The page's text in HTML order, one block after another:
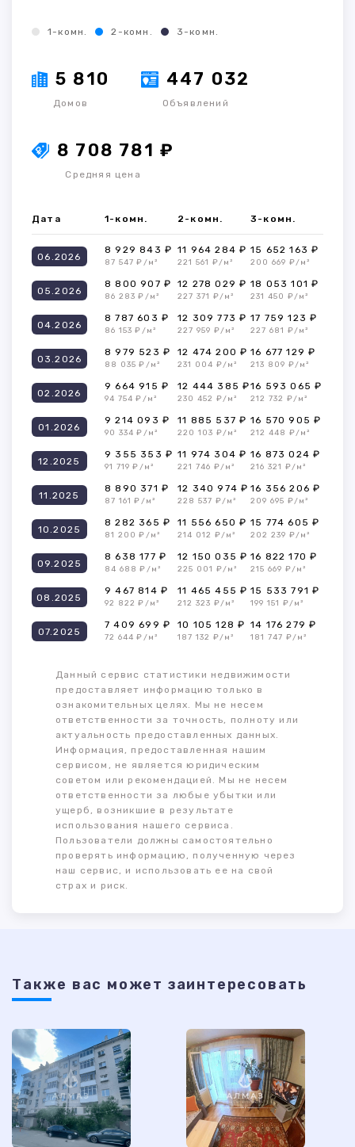
1-комн. 2-комн. 3-комн.
5 810
Домов
447 032
Объявлений
8 708 781 ₽
Средняя цена
Дата 1-комн. 2-комн. 3-комн.
06.2026
8 929 843 ₽
87 547 ₽/м²
11 964 284 ₽
221 561 ₽/м²
15 652 163 ₽
200 669 ₽/м²
05.2026
8 800 907 ₽
86 283 ₽/м²
12 278 029 ₽
227 371 ₽/м²
18 053 101 ₽
231 450 ₽/м²
04.2026
8 787 603 ₽
86 153 ₽/м²
12 309 773 ₽
227 959 ₽/м²
17 759 123 ₽
227 681 ₽/м²
03.2026
8 979 523 ₽
88 035 ₽/м²
12 474 200 ₽
231 004 ₽/м²
16 677 129 ₽
213 809 ₽/м²
02.2026
9 664 915 ₽
94 754 ₽/м²
12 444 385 ₽
230 452 ₽/м²
16 593 065 ₽
212 732 ₽/м²
01.2026
9 214 093 ₽
90 334 ₽/м²
11 885 537 ₽
220 103 ₽/м²
16 570 905 ₽
212 448 ₽/м²
12.2025
9 355 353 ₽
91 719 ₽/м²
11 974 304 ₽
221 746 ₽/м²
16 873 024 ₽
216 321 ₽/м²
11.2025
8 890 371 ₽
87 161 ₽/м²
12 340 974 ₽
228 537 ₽/м²
16 356 206 ₽
209 695 ₽/м²
10.2025
8 282 365 ₽
81 200 ₽/м²
11 556 650 ₽
214 012 ₽/м²
15 774 605 ₽
202 239 ₽/м²
09.2025
8 638 177 ₽
84 688 ₽/м²
12 150 035 ₽
225 001 ₽/м²
16 822 170 ₽
215 669 ₽/м²
08.2025
9 467 814 ₽
92 822 ₽/м²
11 465 455 ₽
212 323 ₽/м²
15 533 791 ₽
199 151 ₽/м²
07.2025
7 409 699 ₽
72 644 ₽/м²
10 105 128 ₽
187 132 ₽/м²
14 176 279 ₽
181 747 ₽/м²
Данный сервис статистики недвижимости
предоставляет информацию только в
ознакомительных целях. Мы не несем
ответственности за точность, полноту или
актуальность предоставленных данных.
Информация, предоставленная нашим
сервисом, не является юридическим
советом или рекомендацией. Мы не несем
ответственности за любые убытки или
ущерб, возникшие в результате
использования нашего сервиса.
Пользователи должны самостоятельно
проверять информацию, полученную через
наш сервис, и использовать ее на свой
страх и риск.
Также ваc может заинтересовать